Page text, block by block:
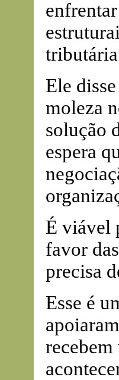
Ele
moleza
solução
espera
É viável
favor
precisa
Esse é
recebem